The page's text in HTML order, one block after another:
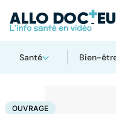
Santé Bien-
AccueilBien-être
OUVRAGE